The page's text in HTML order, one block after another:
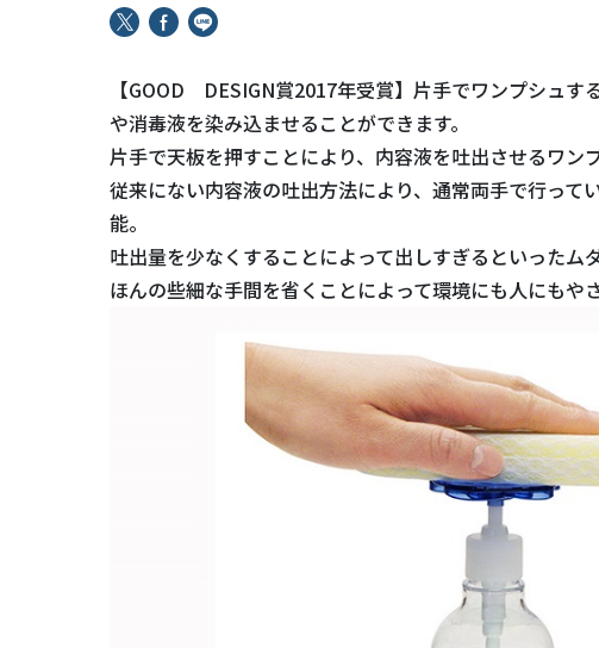
【GOOD DESIGN賞2017年受賞】片手でワンプシュす
や消毒液を染み込ませることができます。
片手で天板を押すことにより、内容液を吐出させるワン
従来にない内容液の吐出方法により、通常両手で行って
能。
吐出量を少なくすることによって出しすぎるといったム
ほんの些細な手間を省くことによって環境にも人にもや